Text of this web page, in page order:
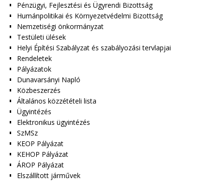
Pénzügyi, Fejlesztési és Ügyrendi Bizottság
Humánpolitikai és Környezetvédelmi Bizottság
Nemzetiségi önkormányzat
Testületi ülések
Helyi Építési Szabályzat és szabályozási tervlapjai
Rendeletek
Pályázatok
Dunavarsányi Napló
Közbeszerzés
Általános közzétételi lista
Ügyintézés
Elektronikus ügyintézés
SzMSz
KEOP Pályázat
KEHOP Pályázat
ÁROP Pályázat
Elszállított járművek